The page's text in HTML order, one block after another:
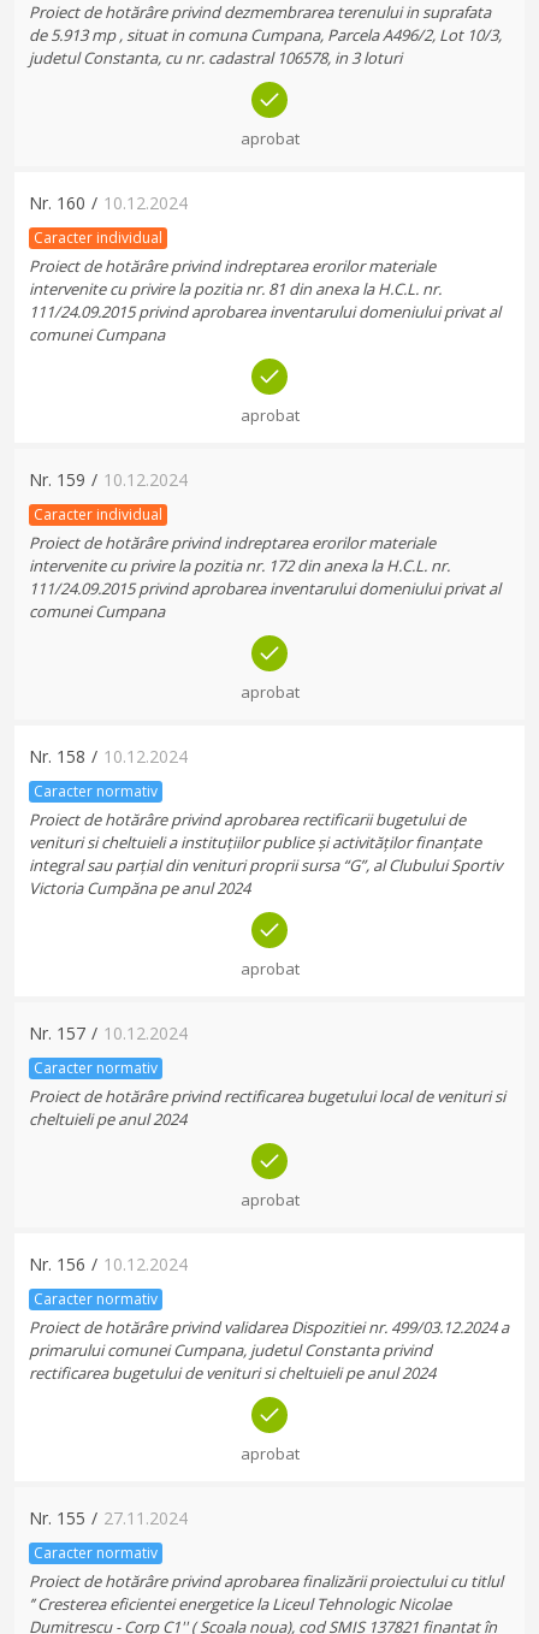
Proiect de hotărâre privind dezmembrarea terenului in suprafata
de 5.913 mp , situat in comuna Cumpana, Parcela A496/2, Lot 10/3,
judetul Constanta, cu nr. cadastral 106578, in 3 loturi
aprobat
Nr. 160 / 10.12.2024
Caracter individual
Proiect de hotărâre privind indreptarea erorilor materiale
intervenite cu privire la pozitia nr. 81 din anexa la H.C.L. nr.
111/24.09.2015 privind aprobarea inventarului domeniului privat al
comunei Cumpana
aprobat
Nr. 159 / 10.12.2024
Caracter individual
Proiect de hotărâre privind indreptarea erorilor materiale
intervenite cu privire la pozitia nr. 172 din anexa la H.C.L. nr.
111/24.09.2015 privind aprobarea inventarului domeniului privat al
comunei Cumpana
aprobat
Nr. 158 / 10.12.2024
Caracter normativ
Proiect de hotărâre privind aprobarea rectificarii bugetului de
venituri si cheltuieli a instituțiilor publice și activităților finanțate
integral sau parțial din venituri proprii sursa “G”, al Clubului Sportiv
Victoria Cumpăna pe anul 2024
aprobat
Nr. 157 / 10.12.2024
Caracter normativ
Proiect de hotărâre privind rectificarea bugetului local de venituri si
cheltuieli pe anul 2024
aprobat
Nr. 156 / 10.12.2024
Caracter normativ
Proiect de hotărâre privind validarea Dispozitiei nr. 499/03.12.2024 a
primarului comunei Cumpana, judetul Constanta privind
rectificarea bugetului de venituri si cheltuieli pe anul 2024
aprobat
Nr. 155 / 27.11.2024
Caracter normativ
Proiect de hotărâre privind aprobarea finalizării proiectului cu titlul
’’ Cresterea eficientei energetice la Liceul Tehnologic Nicolae
Dumitrescu - Corp C1'' ( Scoala noua), cod SMIS 137821 finanțat în